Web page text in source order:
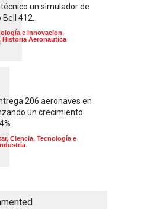
un simulador de
412.
e Innovacion,
Historia Aeronautica
206 aeronaves en
un crecimiento
, Ciencia, Tecnología e
Industria